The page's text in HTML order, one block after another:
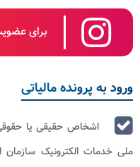
برای
ورود به پرونده مالیاتی
اشخاص حقیقی یا
ملی خدمات الکترونیک سازمان